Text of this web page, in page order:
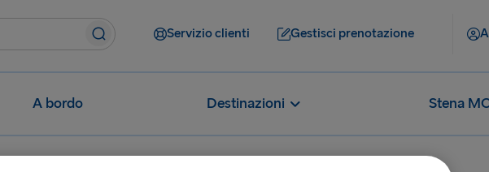
Servizio clienti Gestisci prenotazione
A bordo Destinazioni Stena